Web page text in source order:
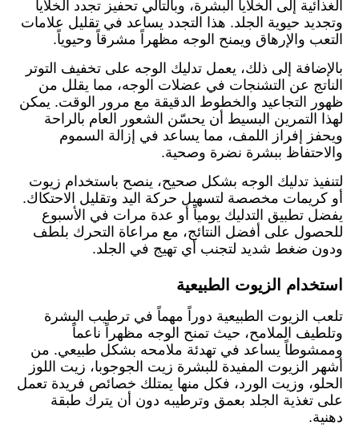
الغذائية إلى الخلايا البشرة، وبالتالي تحفيز تجدد الخلايا
وتجديد حيوية الجلد. هذا التجدد يساعد في تقليل علامات
التعب والإرهاق ويمنح الوجه مظهراً مشرقاً وحيوياً.
بالإضافة إلى ذلك، يعمل تدليك الوجه على تخفيف التوتر
الناتج عن التشنجات في عضلات الوجه، مما يقلل من
ظهور التجاعيد والخطوط الدقيقة مع مرور الوقت. يمكن
لهذا التمرين البسيط أن يحسّن الشعور العام بالراحة
ويحفز إفراز اللمف، مما يساعد في إزالة السموم
والاحتفاظ ببشرة نضرة وصحية.
لتنفيذ تدليك الوجه بشكل صحيح، ينصح باستخدام زيوت
أو كريمات مخصصة لتسهيل حركة اليد وتقليل الاحتكاك.
يفضل تطبيق التدليك يومياً أو عدة مرات في الأسبوع
للحصول على أفضل النتائج، مع مراعاة التحرك بلطف
ودون ضغط شديد لتجنب أي تهيج في الجلد.
استخدام الزيوت الطبيعية
تلعب الزيوت الطبيعية دوراً مهماً في ترطيب البشرة
وتلطيف الملامح، حيث تمنح الوجه مظهراً ناعماً
وممشوطاً يساعد في تهدئة ملامحه بشكل طبيعي. من
أشهر الزيوت المفيدة للبشرة زيت الجوجوبا، زيت اللوز
الحلو، وزيت الورد، فكل منها يمتلك خصائص فريدة تعمل
على تغذية الجلد بعمق وترطيبه دون أن يترك طبقة
دهنية.